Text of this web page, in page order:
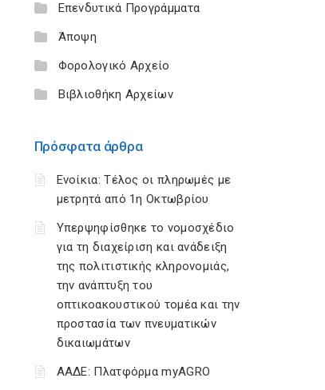
Επενδυτικά Προγράμματα
Άποψη
Φορολογικό Αρχείο
Βιβλιοθήκη Αρχείων
Πρόσφατα άρθρα
Ενοίκια: Τέλος οι πληρωμές με
μετρητά από 1η Οκτωβρίου
Υπερψηφίσθηκε το νομοσχέδιο
για τη διαχείριση και ανάδειξη
της πολιτιστικής κληρονομιάς,
την ανάπτυξη του
οπτικοακουστικού τομέα και την
προστασία των πνευματικών
δικαιωμάτων
ΑΑΔΕ: Πλατφόρμα myAGRO